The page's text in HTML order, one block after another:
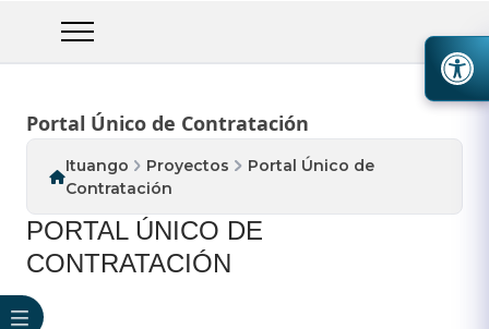
Portal Único de Contratación
Ituango Proyectos
Portal Único de
Contratación
PORTAL ÚNICO DE
CONTRATACIÓN